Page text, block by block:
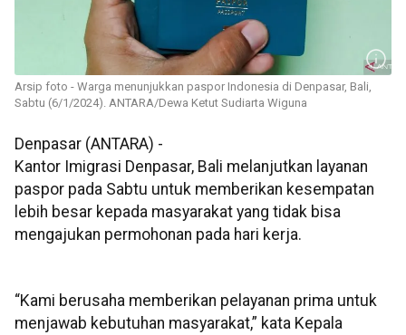
Arsip foto - Warga menunjukkan paspor Indonesia di Denpasar, Bali,
Sabtu (6/1/2024). ANTARA/Dewa Ketut Sudiarta Wiguna
Denpasar (ANTARA) -
Kantor Imigrasi Denpasar, Bali melanjutkan layanan
paspor pada Sabtu untuk memberikan kesempatan
lebih besar kepada masyarakat yang tidak bisa
mengajukan permohonan pada hari kerja.
“Kami berusaha memberikan pelayanan prima untuk
menjawab kebutuhan masyarakat,” kata Kepala